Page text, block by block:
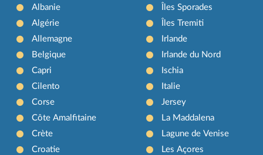
Albanie
Algérie
Allemagne
Belgique
Capri
Cilento
Corse
Côte Amalfitaine
Crète
Croatie
Îles Sporades
Îles Tremiti
Irlande
Irlande du Nord
Ischia
Italie
Jersey
La Maddalena
Lagune de Venise
Les Açores